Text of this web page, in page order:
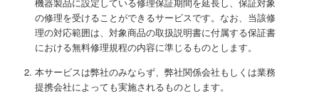
機器製品に設定している修理保証期間を延長し、保証対象
の修理を受けることができるサービスです。なお、当該修
理の対応範囲は、対象商品の取扱説明書に付属する保証書
における無料修理規程の内容に準じるものとします。
本サービスは弊社のみならず、弊社関係会社もしくは業務
提携会社によっても実施されるものとします。